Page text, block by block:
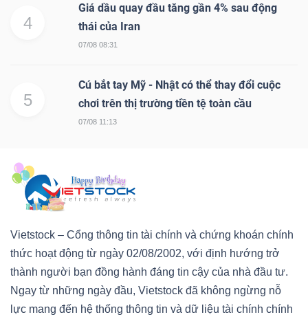
4
Giá dầu quay đầu tăng gần 4% sau động
thái của Iran
07/08 08:31
5
Cú bắt tay Mỹ - Nhật có thể thay đổi cuộc
chơi trên thị trường tiền tệ toàn cầu
07/08 11:13
Vietstock – Cổng thông tin tài chính và chứng khoán chính
thức hoạt động từ ngày 02/08/2002, với định hướng trở
thành người bạn đồng hành đáng tin cậy của nhà đầu tư.
Ngay từ những ngày đầu, Vietstock đã không ngừng nỗ
lực mang đến hệ thống thông tin và dữ liệu tài chính chính